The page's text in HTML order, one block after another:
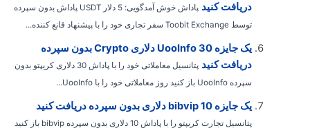
دریافت کنید
پاداش خوش آمدگویی: 5 دلار USDT پاداش بدون سپرده
توسط Toobit Exchange سفر تجاری خود را با پیشنهاد قانع کننده...
یک جایزه UooInfo 30 دلاری Crypto بدون سپرده
دریافت کنید
پتانسیل معاملاتی خود را با پاداش 30 دلاری کریپتو بدون
سپرده UooInfo باز کنید روز معاملاتی خود را با UooInfo...
یک جایزه bibvip 10 دلاری بدون سپرده دریافت کنید
پتانسیل تجارت کریپتو را با پاداش 10 دلاری بدون سپرده bibvip باز کنید